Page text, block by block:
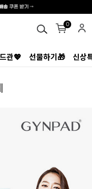
0
관💖 선물하기🎁 신상